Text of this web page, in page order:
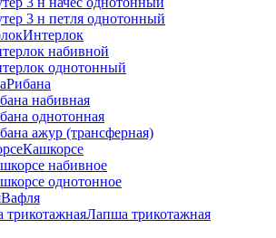
3 н петля однотонный
Интерлок
набивной
однотонный
Рибана
набивная
однотонная
ажур (трансферная)
Кашкорсе
набивное
однотонное
Вафля
Лапша трикотажная